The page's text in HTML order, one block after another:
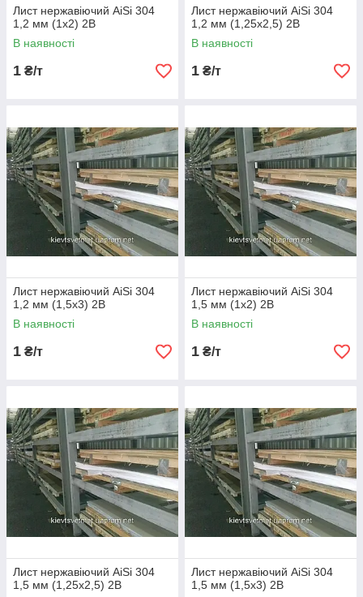
Лист нержавіючий AiSi 304
1,2 мм (1х2) 2В
В наявності
1 ₴/т
Лист нержавіючий AiSi 304
1,2 мм (1,25х2,5) 2В
В наявності
1 ₴/т
Лист нержавіючий AiSi 304
1,2 мм (1,5х3) 2В
В наявності
1 ₴/т
Лист нержавіючий AiSi 304
1,5 мм (1х2) 2В
В наявності
1 ₴/т
Лист нержавіючий AiSi 304
1,5 мм (1,25х2,5) 2В
Лист нержавіючий AiSi 304
1,5 мм (1,5х3) 2В